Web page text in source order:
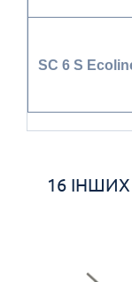
SC 6 S
16 ІНШИХ